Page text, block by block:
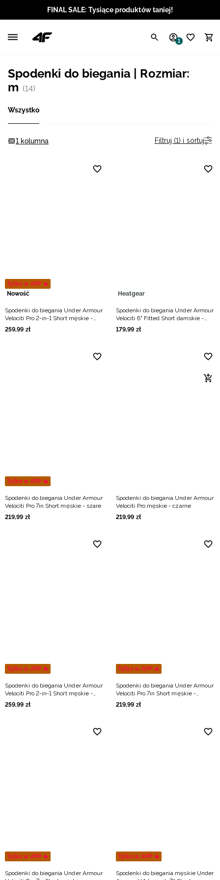
FINAL SALE: Tysiące produktów taniej!
1
Spodenki do biegania | Rozmiar:
m (14)
Wszystko
1 kolumna Filtruj (1) i sortuj
Tylko w APP 🔥
Nowość
Spodenki do biegania Under Armour
Velociti Pro 2-in-1 Short męskie -
czarne
259,99 zł
Heatgear
Spodenki do biegania Under Armour
Velociti 6" Fitted Short damskie -
szare
179,99 zł
Tylko w APP 🔥
Spodenki do biegania Under Armour
Velociti Pro 7in Short męskie - szare
219,99 zł
Spodenki do biegania Under Armour
Velociti Pro męskie - czarne
219,99 zł
Tylko w APP 🔥
Spodenki do biegania Under Armour
Velociti Pro 2-in-1 Short męskie -
czerwone
259,99 zł
Tylko w APP 🔥
Spodenki do biegania Under Armour
Velociti Pro 7in Short męskie -
miętowe
219,99 zł
Tylko w APP 🔥
Spodenki do biegania Under Armour
Tylko w APP 🔥
Spodenki do biegania męskie Under
Angielski / USD